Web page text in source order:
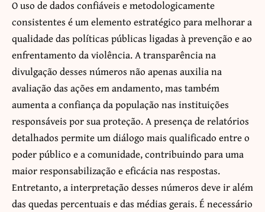
O uso de dados confiáveis e metodologicamente
consistentes é um elemento estratégico para melhorar a
qualidade das políticas públicas ligadas à prevenção e ao
enfrentamento da violência. A transparência na
divulgação desses números não apenas auxilia na
avaliação das ações em andamento, mas também
aumenta a confiança da população nas instituições
responsáveis por sua proteção. A presença de relatórios
detalhados permite um diálogo mais qualificado entre o
poder público e a comunidade, contribuindo para uma
maior responsabilização e eficácia nas respostas.
Entretanto, a interpretação desses números deve ir além
das quedas percentuais e das médias gerais. É necessário